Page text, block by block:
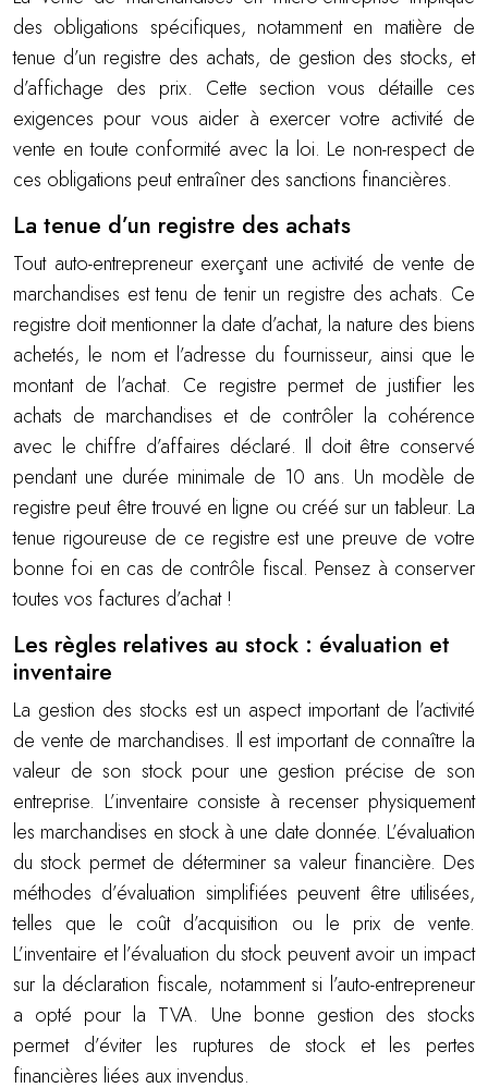
des obligations spécifiques, notamment en matière de
tenue d’un registre des achats, de gestion des stocks, et
d’affichage des prix. Cette section vous détaille ces
exigences pour vous aider à exercer votre activité de
vente en toute conformité avec la loi. Le non-respect de
ces obligations peut entraîner des sanctions financières.
La tenue d’un registre des achats
Tout auto-entrepreneur exerçant une activité de vente de
marchandises est tenu de tenir un registre des achats. Ce
registre doit mentionner la date d’achat, la nature des biens
achetés, le nom et l’adresse du fournisseur, ainsi que le
montant de l’achat. Ce registre permet de justifier les
achats de marchandises et de contrôler la cohérence
avec le chiffre d’affaires déclaré. Il doit être conservé
pendant une durée minimale de 10 ans. Un modèle de
registre peut être trouvé en ligne ou créé sur un tableur. La
tenue rigoureuse de ce registre est une preuve de votre
bonne foi en cas de contrôle fiscal. Pensez à conserver
toutes vos factures d’achat !
Les règles relatives au stock : évaluation et
inventaire
La gestion des stocks est un aspect important de l’activité
de vente de marchandises. Il est important de connaître la
valeur de son stock pour une gestion précise de son
entreprise. L’inventaire consiste à recenser physiquement
les marchandises en stock à une date donnée. L’évaluation
du stock permet de déterminer sa valeur financière. Des
méthodes d’évaluation simplifiées peuvent être utilisées,
telles que le coût d’acquisition ou le prix de vente.
L’inventaire et l’évaluation du stock peuvent avoir un impact
sur la déclaration fiscale, notamment si l’auto-entrepreneur
a opté pour la TVA. Une bonne gestion des stocks
permet d’éviter les ruptures de stock et les pertes
financières liées aux invendus.